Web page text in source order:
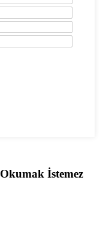
Okumak İstemez